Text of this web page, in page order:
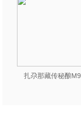
扎尕那藏传秘酿M9